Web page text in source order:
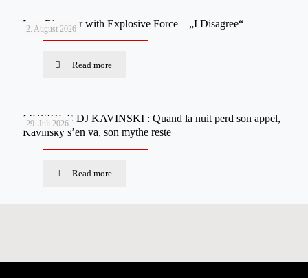
2. August 2026
Late Bloomer with Explosive Force – „I Disagree“
Read more
29. Juli 2026
MUSIQUE DJ KAVINSKI : Quand la nuit perd son appel,
Kavinsky s’en va, son mythe reste
Read more